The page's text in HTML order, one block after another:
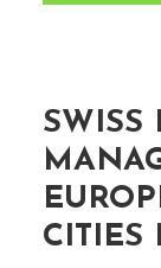
SWISS
CITIES